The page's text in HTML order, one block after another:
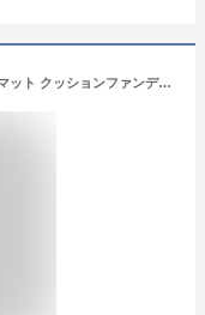
LANEIGE (ラネージュ) ネオ クッション マット クッションファンデーション 崩れにくい 軽量カバー カバー力高い 高い密着性 ブルーライトカット 人気 韓国コスメ SPF42 PA++【公式・正規品】 (21N) 15g